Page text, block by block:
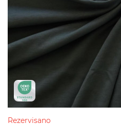
Rezervisano